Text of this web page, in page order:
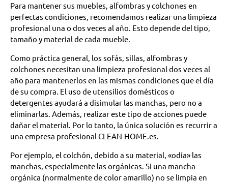
Para mantener sus muebles, alfombras y colchones en
perfectas condiciones, recomendamos realizar una limpieza
profesional una o dos veces al año. Esto depende del tipo,
tamaño y material de cada mueble.
Como práctica general, los sofás, sillas, alfombras y
colchones necesitan una limpieza profesional dos veces al
año para mantenerlos en las mismas condiciones que el día
de su compra. El uso de utensilios domésticos o
detergentes ayudará a disimular las manchas, pero no a
eliminarlas. Además, realizar este tipo de acciones puede
dañar el material. Por lo tanto, la única solución es recurrir a
una empresa profesional CLEAN-HOME.es.
Por ejemplo, el colchón, debido a su material, «odia» las
manchas, especialmente las orgánicas. Si una mancha
orgánica (normalmente de color amarillo) no se limpia en